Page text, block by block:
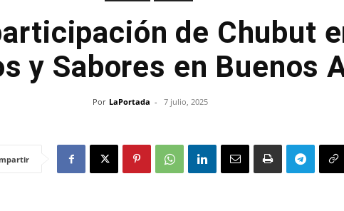
de Chubut
y Sabores en Buenos
Por LaPortada - 7 julio, 2025